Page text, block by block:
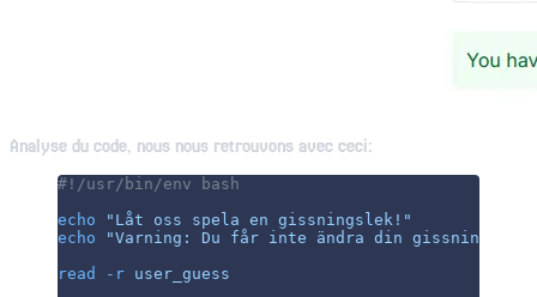
Analyse du code, nous nous retrouvons avec ceci:
#!/usr/bin/env bash
echo "Låt oss spela en gissningslek!"
echo "Varning: Du får inte ändra din gissning. :("
read
-r user_guess